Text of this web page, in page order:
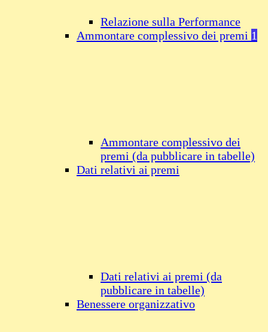
Relazione sulla Performance
Ammontare complessivo dei premi 1
Ammontare complessivo dei
premi (da pubblicare in tabelle)
Dati relativi ai premi
Dati relativi ai premi (da
pubblicare in tabelle)
Benessere organizzativo